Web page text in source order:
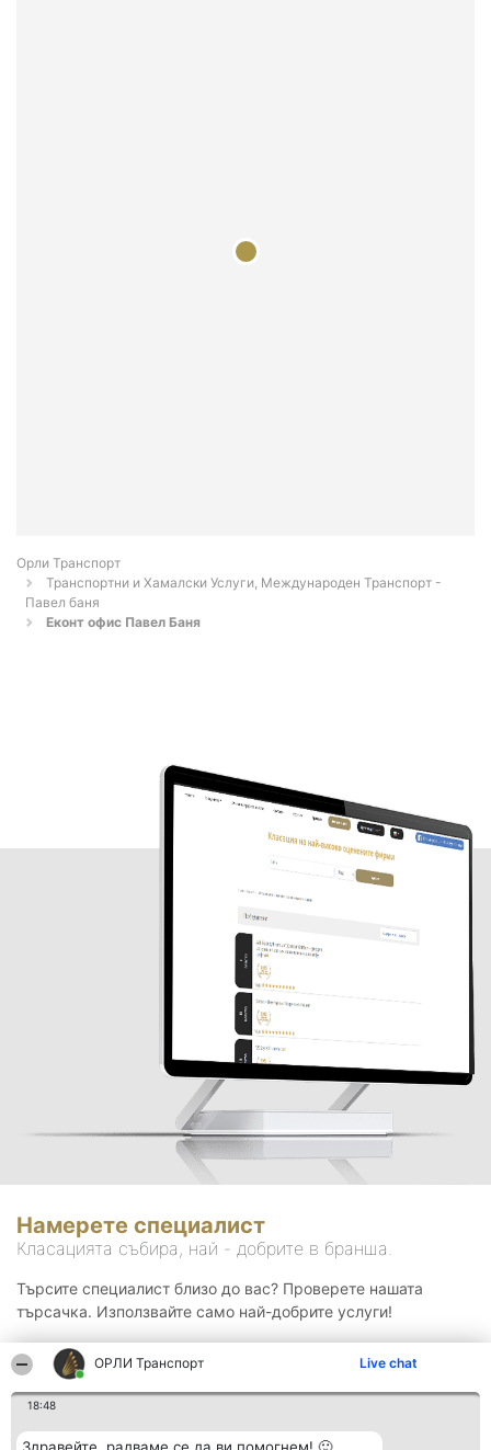
ОРЛИ Транспорт Live chat
18:48
Орли Транспорт
Транспортни и Хамалски Услуги, Международен Транспорт -
Павел баня
Еконт офис Павел Баня
Намерете специалист
Класацията събира, най - добрите в бранша.
Търсите специалист близо до вас? Проверете нашата
търсачка. Използвайте само най-добрите услуги!